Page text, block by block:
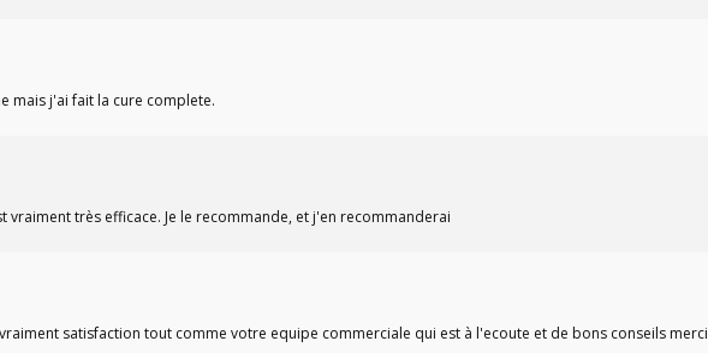
mais j'ai fait la cure complete.
très efficace. Je le recommande, et j'en recommanderai
satisfaction tout comme votre equipe commerciale qui est à l'ecoute et de bons conseils merci